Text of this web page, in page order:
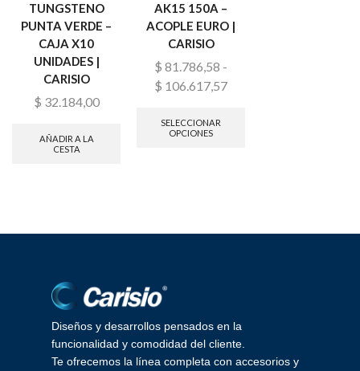
TUNGSTENO
PUNTA VERDE –
CAJA X10
UNIDADES |
CARISIO
$ 32.184,00
AÑADIR A LA
CESTA
AK15 150A –
ACOPLE EURO |
CARISIO
$ 81.786,58 -
$ 106.617,57
SELECCIONAR
OPCIONES
Diseños y desarrollos pensados en la
funcionalidad y comodidad del cliente.
Te ofrecemos la línea completa con accesorios y